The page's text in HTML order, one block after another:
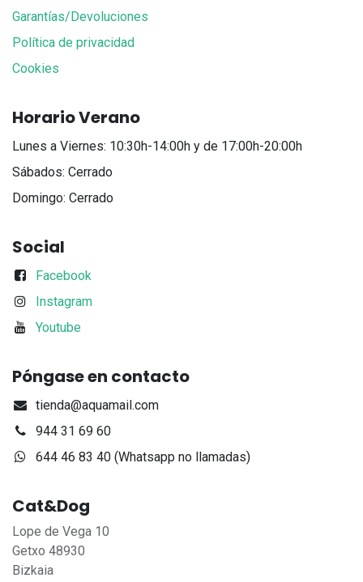
Garantías/Devoluciones
Política de privacidad
Cookies
Horario Verano
Lunes a Viernes: 10:30h-14:00h y de 17:00h-20:00h
Sábados: Cerrado
Domingo: Cerrado
Social
Facebook
Instagram
Youtube
Póngase en contacto
tienda@aquamail.com
944 31 69 60
644 46 83 40 (Whatsapp no llamadas)
Cat&Dog
Lope de Vega 10
Getxo 48930
Bizkaia